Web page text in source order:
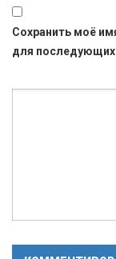
Сохранить моё
для